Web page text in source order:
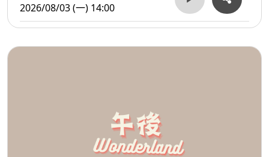
2026/08/03 (一) 14:00